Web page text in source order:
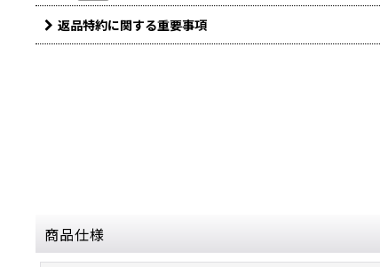
返品特約に関する重要事項
商品仕様